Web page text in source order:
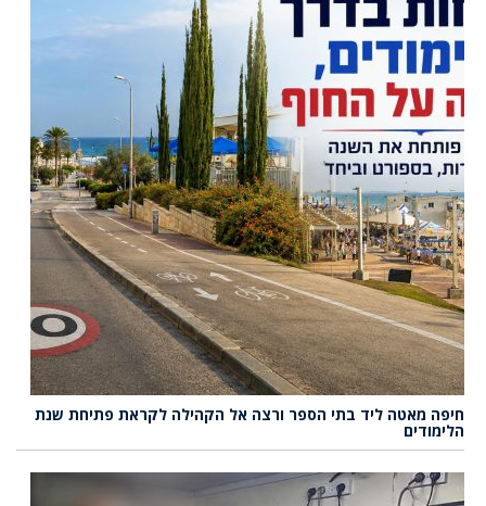
חיפה מאטה ליד בתי הספר ורצה אל הקהילה לקראת פתיחת שנת
הלימודים